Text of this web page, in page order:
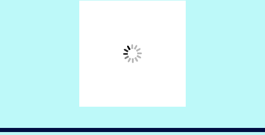
LAYANAN KOMPLAIN